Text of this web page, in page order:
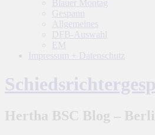
Blauer Montag
Gespann
Allgemeines
DFB-Auswahl
EM
Impressum + Datenschutz
Hertha BSC Blog –